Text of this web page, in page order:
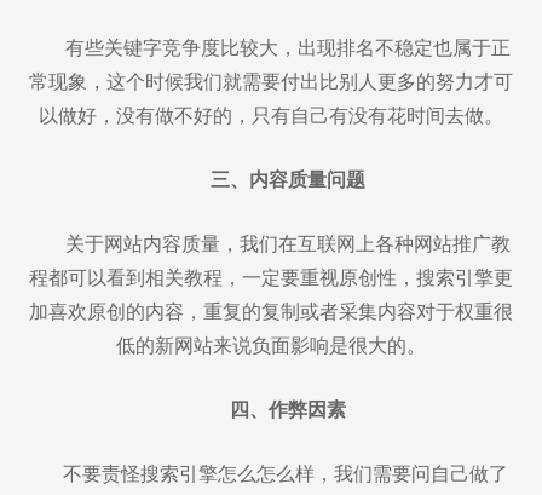
有些关键字竞争度比较大，出现排名不稳定也属于正
常现象，这个时候我们就需要付出比别人更多的努力才可
以做好，没有做不好的，只有自己有没有花时间去做。
三、内容质量问题
关于网站内容质量，我们在互联网上各种网站推广教
程都可以看到相关教程，一定要重视原创性，搜索引擎更
加喜欢原创的内容，重复的复制或者采集内容对于权重很
低的新网站来说负面影响是很大的。
四、作弊因素
不要责怪搜索引擎怎么怎么样，我们需要问自己做了